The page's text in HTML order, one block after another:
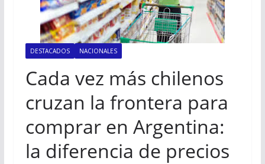
DESTACADOS NACIONALES
Cada vez más chilenos
cruzan la frontera para
comprar en Argentina:
la diferencia de precios